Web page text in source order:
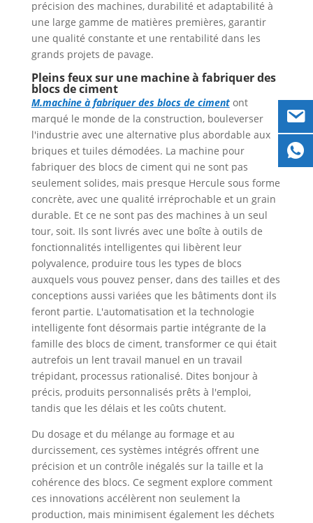
précision des machines, durabilité et adaptabilité à
une large gamme de matières premières, garantir
une qualité constante et une rentabilité dans les
grands projets de pavage.
Pleins feux sur une machine à fabriquer des
blocs de ciment
M.machine à fabriquer des blocs de cimentont
marqué le monde de la construction, bouleverser
l'industrie avec une alternative plus abordable aux
briques et tuiles démodées. La machine pour
fabriquer des blocs de ciment qui ne sont pas
seulement solides, mais presque Hercule sous forme
concrète, avec une qualité irréprochable et un grain
durable. Et ce ne sont pas des machines à un seul
tour, soit. Ils sont livrés avec une boîte à outils de
fonctionnalités intelligentes qui libèrent leur
polyvalence, produire tous les types de blocs
auxquels vous pouvez penser, dans des tailles et des
conceptions aussi variées que les bâtiments dont ils
feront partie. L'automatisation et la technologie
intelligente font désormais partie intégrante de la
famille des blocs de ciment, transformer ce qui était
autrefois un lent travail manuel en un travail
trépidant, processus rationalisé. Dites bonjour à
précis, produits personnalisés prêts à l'emploi,
tandis que les délais et les coûts chutent.
Du dosage et du mélange au formage et au
durcissement, ces systèmes intégrés offrent une
précision et un contrôle inégalés sur la taille et la
cohérence des blocs. Ce segment explore comment
ces innovations accélèrent non seulement la
production, mais minimisent également les déchets